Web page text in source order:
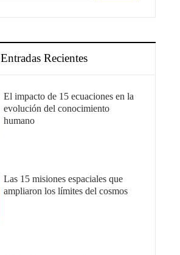
Entradas Recientes
El impacto de 15 ecuaciones en la
evolución del conocimiento
humano
Las 15 misiones espaciales que
ampliaron los límites del cosmos